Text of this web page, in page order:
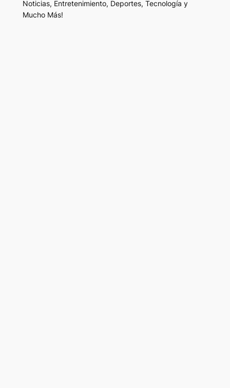
Noticias, Entretenimiento, Deportes, Tecnología y
Mucho Más!